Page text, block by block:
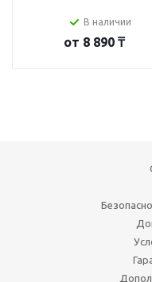
В наличии
от 8 890 ₸